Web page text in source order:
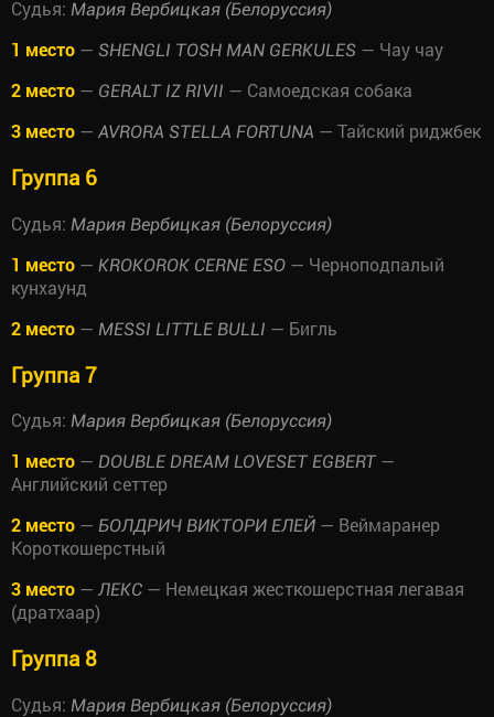
Судья: Мария Вербицкая (Белоруссия)
1 место — SHENGLI TOSH MAN GERKULES — Чау чау
2 место — GERALT IZ RIVII — Самоедская собака
3 место — AVRORA STELLA FORTUNA — Тайский риджбек
Группа 6
Судья: Мария Вербицкая (Белоруссия)
1 место — KROKOROK CERNE ESO — Черноподпалый
кунхаунд
2 место — MESSI LITTLE BULLI — Бигль
Группа 7
Судья: Мария Вербицкая (Белоруссия)
1 место — DOUBLE DREAM LOVESET EGBERT—
Английский сеттер
2 место — БОЛДРИЧ ВИКТОРИ ЕЛЕЙ — Веймаранер
Короткошерстный
3 место — ЛЕКС — Немецкая жесткошерстная легавая
(дратхаар)
Группа 8
Судья: Мария Вербицкая (Белоруссия)